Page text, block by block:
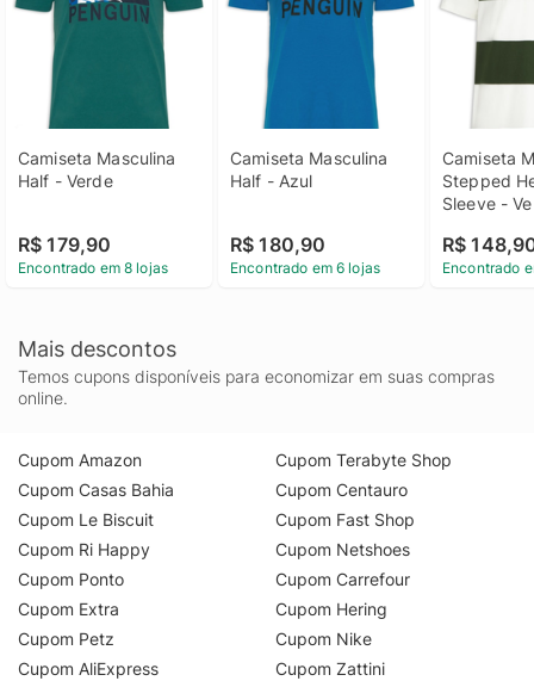
Camiseta Masculina
Half - Verde
R$ 179,90
Encontrado em 8 lojas
Camiseta Masculina
Half - Azul
R$ 180,90
Encontrado em 6 lojas
Camiseta
Stepped
Sleeve -
R$
Encontrado
Mais descontos
Temos cupons disponíveis para economizar em suas compras
online.
Cupom Amazon
Cupom Casas Bahia
Cupom Le Biscuit
Cupom Ri Happy
Cupom Ponto
Cupom Extra
Cupom Petz
Cupom AliExpress
Cupom Terabyte Shop
Cupom Centauro
Cupom Fast Shop
Cupom Netshoes
Cupom Carrefour
Cupom Hering
Cupom Nike
Cupom Zattini